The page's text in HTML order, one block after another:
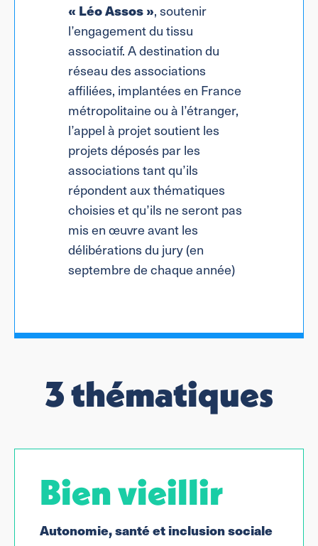
« Léo Assos », soutenir
l’engagement du tissu
associatif. A destination du
réseau des associations
affiliées, implantées en France
métropolitaine ou à l’étranger,
l’appel à projet soutient les
projets déposés par les
associations tant qu’ils
répondent aux thématiques
choisies et qu’ils ne seront pas
mis en œuvre avant les
délibérations du jury (en
septembre de chaque année)
3 thématiques
Bien vieillir
Autonomie, santé et inclusion sociale